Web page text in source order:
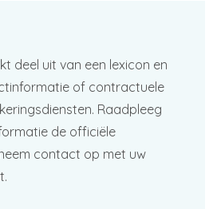
deel uit van een lexicon en
of contractuele
Raadpleeg
de officiële
contact op met uw